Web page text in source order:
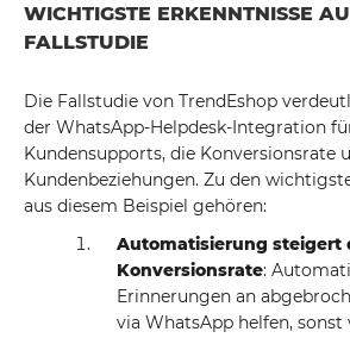
WICHTIGSTE ERKENNTNISSE
FALLSTUDIE
Die Fallstudie von TrendEshop
der WhatsApp-Helpdesk-Integration
Kundensupports, die Konversionsrate
Kundenbeziehungen. Zu den
aus diesem Beispiel gehören:
Automatisierung steigert
Konversionsrate:
Erinnerungen an
via WhatsApp helfen,